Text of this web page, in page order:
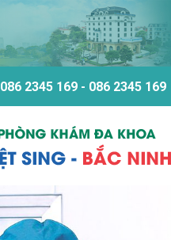
086 2345 169 - 086 2345 169